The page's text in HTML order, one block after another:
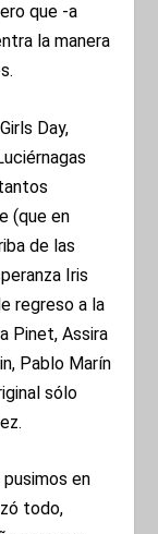
que -a
la manera
Day,
(que en
de las
Iris
regreso a la
Pinet, Assira
Pablo Marín
sólo
en
todo,